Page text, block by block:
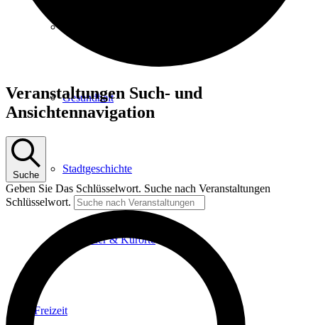
Gesundheit
Stadtgeschichte
Heilbäder & Kurorte
Freizeit
Veranstaltungen
für
Juni
2025
Veranstaltungen Such- und
Ansichtennavigation
Suche
Geben Sie Das Schlüsselwort. Suche nach Veranstaltungen
Schlüsselwort.